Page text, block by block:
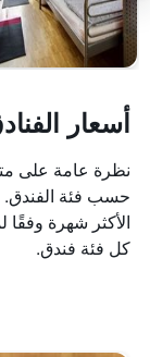
أسعار
نظرة عامة على
حسب فئة الفندق.
الأكثر شهرة
كل فئة فندق.